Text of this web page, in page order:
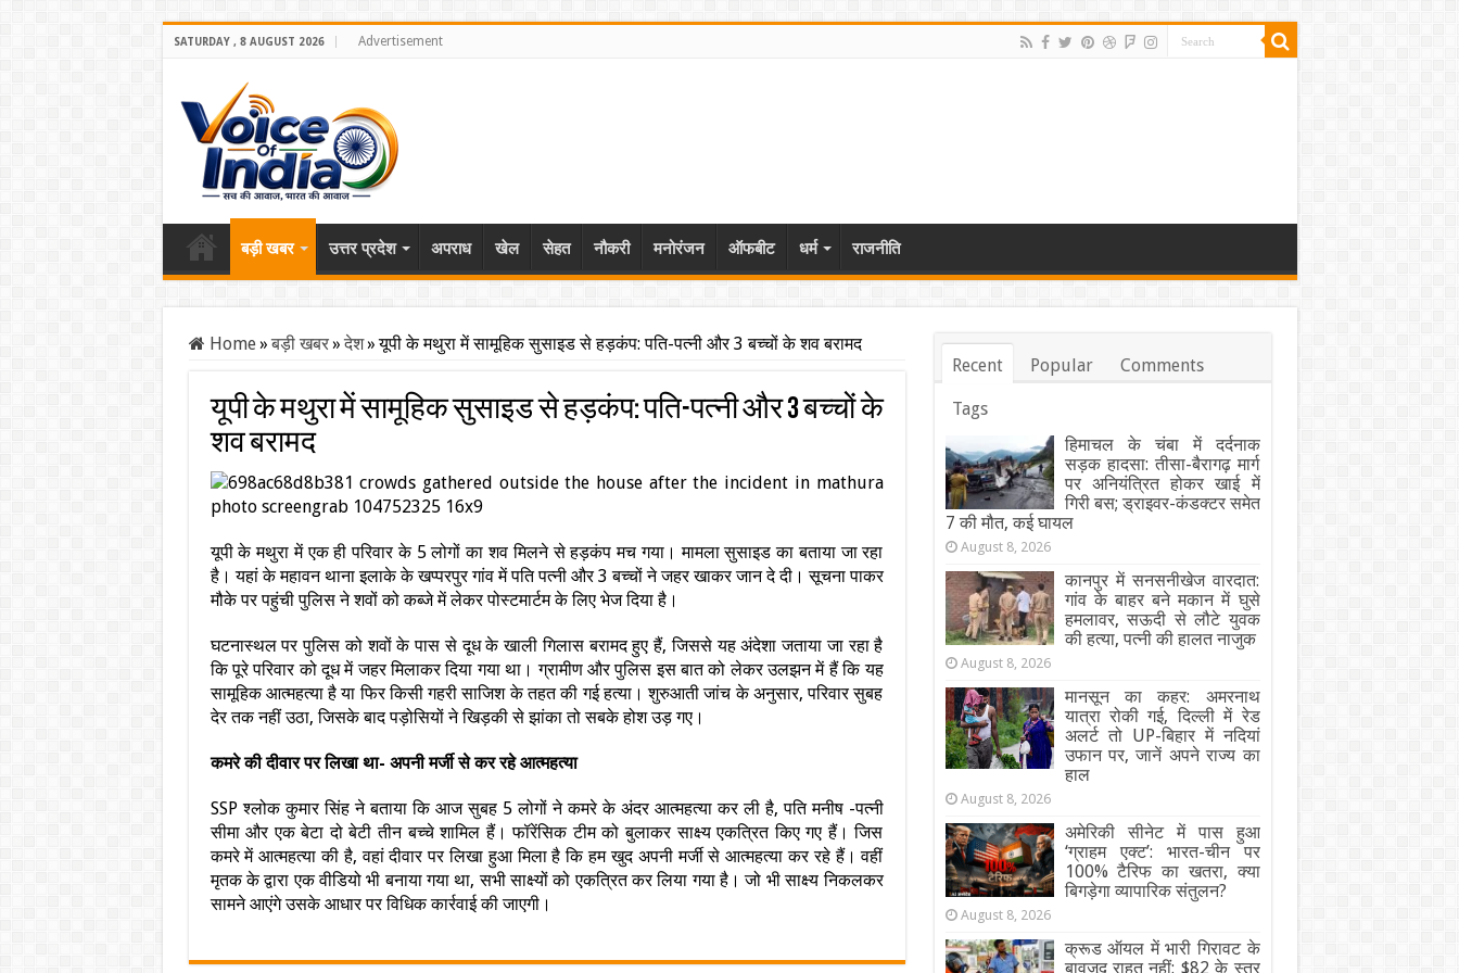
SATURDAY , 8 AUGUST 2026 Advertisement
बड़ी खबर उत्तर प्रदेश अपराध खेल सेहत नौकरी मनोरंजन ऑफबीट धर्म राजनीति
Home»बड़ी खबर»देश»यूपी के मथुरा में सामूहिक सुसाइड से हड़कंप: पति-पत्नी और 3 बच्चों के शव बरामद
यूपी के मथुरा में सामूहिक सुसाइड से हड़कंप: पति-पत्नी और 3 बच्चों के
शव बरामद
यूपी के मथुरा में एक ही परिवार के 5 लोगों का शव मिलने से हड़कंप मच गया। मामला सुसाइड का बताया जा रहा
है। यहां के महावन थाना इलाके के खप्परपुर गांव में पति पत्नी और 3 बच्चों ने जहर खाकर जान दे दी। सूचना पाकर
मौके पर पहुंची पुलिस ने शवों को कब्जे में लेकर पोस्‍टमार्टम के लिए भेज दिया है।
घटनास्थल पर पुलिस को शवों के पास से दूध के खाली गिलास बरामद हुए हैं, जिससे यह अंदेशा जताया जा रहा है
कि पूरे परिवार को दूध में जहर मिलाकर दिया गया था। ग्रामीण और पुलिस इस बात को लेकर उलझन में हैं कि यह
सामूहिक आत्महत्या है या फिर किसी गहरी साजिश के तहत की गई हत्या। शुरुआती जांच के अनुसार, परिवार सुबह
देर तक नहीं उठा, जिसके बाद पड़ोसियों ने खिड़की से झांका तो सबके होश उड़ गए।
कमरे की दीवार पर लिखा था- अपनी मर्जी से कर रहे आत्महत्या
SSP श्लोक कुमार सिंह ने बताया कि आज सुबह 5 लोगों ने कमरे के अंदर आत्महत्या कर ली है, पति मनीष -पत्नी
सीमा और एक बेटा दो बेटी तीन बच्चे शामिल हैं। फॉरेंसिक टीम को बुलाकर साक्ष्य एकत्रित किए गए हैं। जिस
कमरे में आत्महत्या की है, वहां दीवार पर लिखा हुआ मिला है कि हम खुद अपनी मर्जी से आत्महत्या कर रहे हैं। वहीं
मृतक के द्वारा एक वीडियो भी बनाया गया था, सभी साक्ष्यों को एकत्रित कर लिया गया है। जो भी साक्ष्य निकलकर
सामने आएंगे उसके आधार पर विधिक कार्रवाई की जाएगी।
Recent Popular Comments
Tags
हिमाचल के चंबा में दर्दनाक
सड़क हादसा: तीसा-बैरागढ़ मार्ग
पर अनियंत्रित होकर खाई में
गिरी बस; ड्राइवर-कंडक्टर समेत
7 की मौत, कई घायल
August 8, 2026
कानपुर में सनसनीखेज वारदात:
गांव के बाहर बने मकान में घुसे
हमलावर, सऊदी से लौटे युवक
की हत्या, पत्नी की हालत नाजुक
August 8, 2026
मानसून का कहर: अमरनाथ
यात्रा रोकी गई, दिल्ली में रेड
अलर्ट तो UP-बिहार में नदियां
उफान पर, जानें अपने राज्य का
हाल
August 8, 2026
अमेरिकी सीनेट में पास हुआ
‘ग्राहम एक्ट’: भारत-चीन पर
100% टैरिफ का खतरा, क्या
बिगड़ेगा व्यापारिक संतुलन?
August 8, 2026
क्रूड ऑयल में भारी गिरावट के
बावजूद राहत नहीं: $82 के स्तर